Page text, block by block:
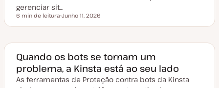
ç
ã
gerenciar sit…
Tempo de leitura
6 min de leitura
a
a
e
a
t
u
a
Junho 11, 2026
Quando os bots se tornam um
problema, a Kinsta está ao seu lado
As ferramentas de Proteção contra bots da Kinsta